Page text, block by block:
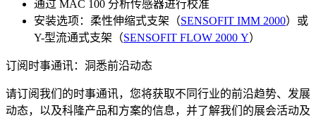
通过 MAC 100 分析传感器进行校准
安装选项：柔性伸缩式支架（SENSOFIT IMM 2000）或
Y-型流通式支架（SENSOFIT FLOW 2000 Y）
订阅时事通讯：洞悉前沿动态
请订阅我们的时事通讯，您将获取不同行业的前沿趋势、发展
动态，以及科隆产品和方案的信息，并了解我们的展会活动及